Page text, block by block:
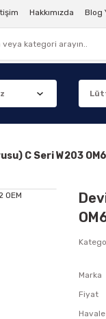
Hakkımızda Blog
C Seri W203
Marka
Fiyat
Havale